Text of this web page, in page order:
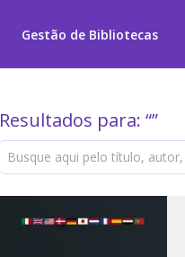
Gestão de Bibliotecas
Resultados para: “”